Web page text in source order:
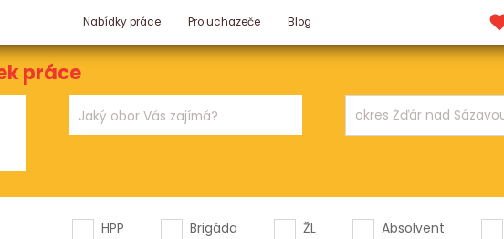
Nabídky práce Pro uchazeče Blog
práce
HPP
Brigáda ŽL Absolvent